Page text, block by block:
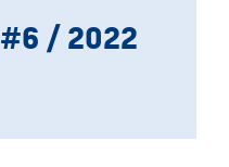
#6 / 2022